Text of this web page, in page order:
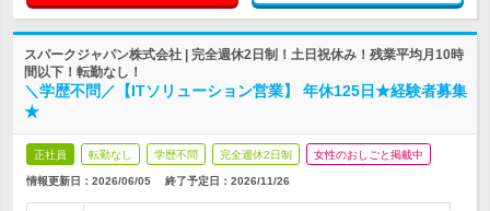
スパークジャパン株式会社 | 完全週休2日制！土日祝休み！残業平均月10時
間以下！転勤なし！
＼学歴不問／【ITソリューション営業】 年休125日★経験者募集
★
正社員 転勤なし 学歴不問 完全週休2日制 女性のおしごと掲載中
情報更新日：2026/06/05 終了予定日： 2026/11/26